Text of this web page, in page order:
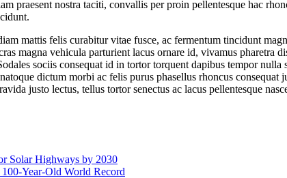
praesent nostra taciti, convallis per proin pellentesque hac
mattis felis curabitur vitae fusce, ac fermentum tincidunt
magna vehicula parturient lacus ornare id, vivamus
sociis consequat id in tortor torquent dapibus tempor
dictum morbi ac felis purus phasellus rhoncus
justo lectus, tellus tortor senectus ac lacus pellentesque
Solar Highways by 2030
Year-Old World Record